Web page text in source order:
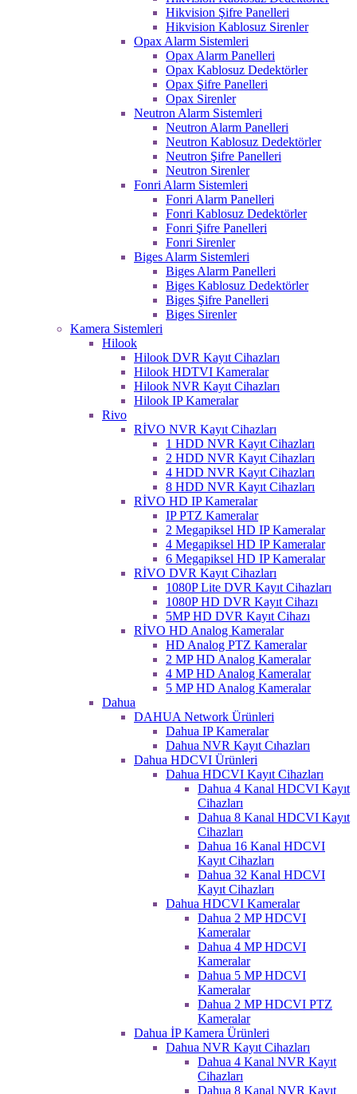
Hikvision Şifre Panelleri
Hikvision Kablosuz Sirenler
Opax Alarm Sistemleri
Opax Alarm Panelleri
Opax Kablosuz Dedektörler
Opax Şifre Panelleri
Opax Sirenler
Neutron Alarm Sistemleri
Neutron Alarm Panelleri
Neutron Kablosuz Dedektörler
Neutron Şifre Panelleri
Neutron Sirenler
Fonri Alarm Sistemleri
Fonri Alarm Panelleri
Fonri Kablosuz Dedektörler
Fonri Şifre Panelleri
Fonri Sirenler
Biges Alarm Sistemleri
Biges Alarm Panelleri
Biges Kablosuz Dedektörler
Biges Şifre Panelleri
Biges Sirenler
Kamera Sistemleri
Hilook
Hilook DVR Kayıt Cihazları
Hilook HDTVI Kameralar
Hilook NVR Kayıt Cihazları
Hilook IP Kameralar
Rivo
RİVO NVR Kayıt Cihazları
1 HDD NVR Kayıt Cihazları
2 HDD NVR Kayıt Cihazları
4 HDD NVR Kayıt Cihazları
8 HDD NVR Kayıt Cihazları
RİVO HD IP Kameralar
IP PTZ Kameralar
2 Megapiksel HD IP Kameralar
4 Megapiksel HD IP Kameralar
6 Megapiksel HD IP Kameralar
RİVO DVR Kayıt Cihazları
1080P Lite DVR Kayıt Cihazları
1080P HD DVR Kayıt Cihazı
5MP HD DVR Kayıt Cihazı
RİVO HD Analog Kameralar
HD Analog PTZ Kameralar
2 MP HD Analog Kameralar
4 MP HD Analog Kameralar
5 MP HD Analog Kameralar
Dahua
DAHUA Network Ürünleri
Dahua IP Kameralar
Dahua NVR Kayıt Cıhazları
Dahua HDCVI Ürünleri
Dahua HDCVI Kayıt Cihazları
Dahua 4 Kanal HDCVI Kayıt
Cihazları
Dahua 8 Kanal HDCVI Kayıt
Cihazları
Dahua 16 Kanal HDCVI
Kayıt Cihazları
Dahua 32 Kanal HDCVI
Kayıt Cihazları
Dahua HDCVI Kameralar
Dahua 2 MP HDCVI
Kameralar
Dahua 4 MP HDCVI
Kameralar
Dahua 5 MP HDCVI
Kameralar
Dahua 2 MP HDCVI PTZ
Kameralar
Dahua İP Kamera Ürünleri
Dahua NVR Kayıt Cihazları
Dahua 4 Kanal NVR Kayıt
Cihazları
Dahua 8 Kanal NVR Kayıt